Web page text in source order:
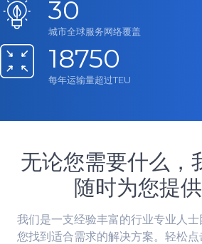
30
城市全球服务网络覆盖
18750
每年运输量超过TEU
无论您需要什么，
随时为您提
我们是一支经验丰富的行业专业人
您找到适合需求的解决方案。轻松